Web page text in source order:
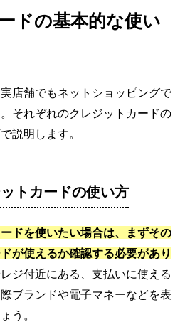
ドの基本的な使い
店舗でもネットショッピングで
それぞれのクレジットカードの
説明します。
トカードの使い方
ドを使いたい場合は、まずその
が使えるか確認する必要があり
ジ付近にある、支払いに使える
ブランドや電子マネーなどを表
う。